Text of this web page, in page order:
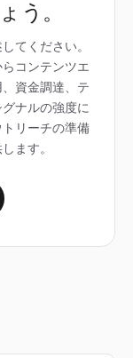
う。
てください。
コンテンツエ
資金調達、テ
ナルの強度に
リーチの準備
ます。